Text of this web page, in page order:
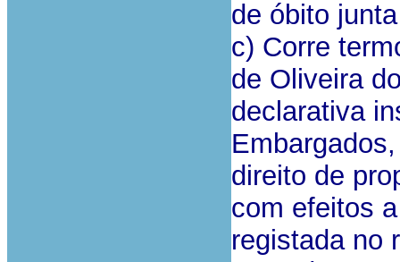
de óbito
c) Corre
de Oliveira
declarativa
direito de
com efeitos
registada no